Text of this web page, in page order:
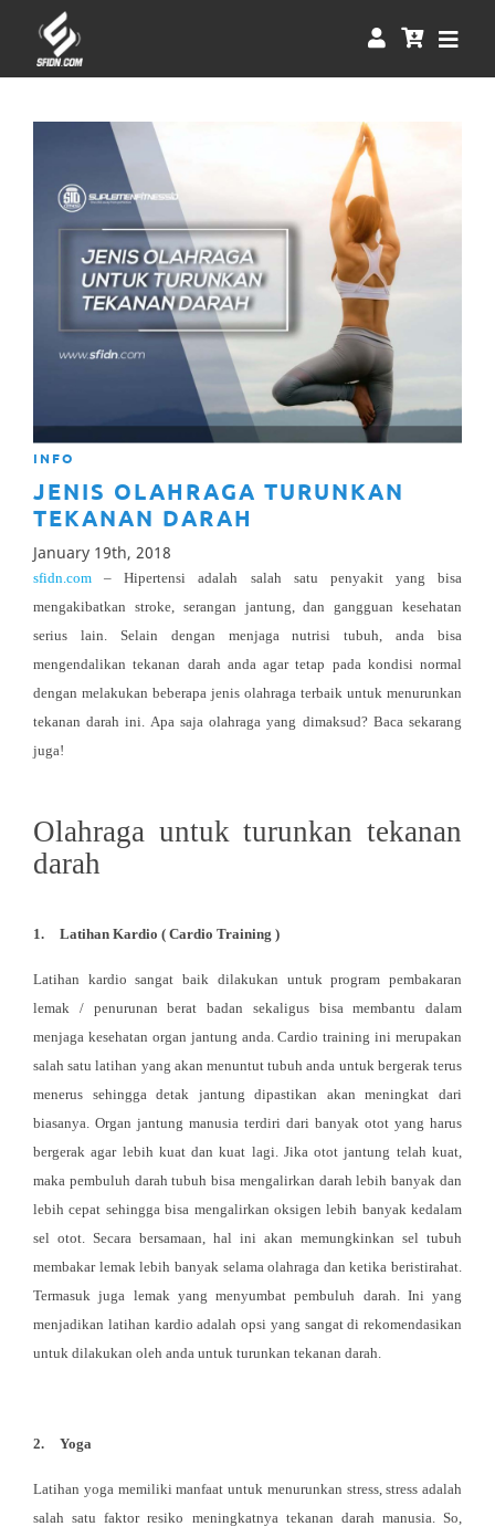
INFO
JENIS OLAHRAGA TURUNKAN
TEKANAN DARAH
January 19th, 2018
sfidn.com – Hipertensi adalah salah satu penyakit yang bisa
mengakibatkan stroke, serangan jantung, dan gangguan kesehatan
serius lain. Selain dengan menjaga nutrisi tubuh, anda bisa
mengendalikan tekanan darah anda agar tetap pada kondisi normal
dengan melakukan beberapa jenis olahraga terbaik untuk menurunkan
tekanan darah ini. Apa saja olahraga yang dimaksud? Baca sekarang
juga!
Olahraga untuk turunkan tekanan
darah
1. Latihan Kardio ( Cardio Training )
Latihan kardio sangat baik dilakukan untuk program pembakaran
lemak / penurunan berat badan sekaligus bisa membantu dalam
menjaga kesehatan organ jantung anda. Cardio training ini merupakan
salah satu latihan yang akan menuntut tubuh anda untuk bergerak terus
menerus sehingga detak jantung dipastikan akan meningkat dari
biasanya. Organ jantung manusia terdiri dari banyak otot yang harus
bergerak agar lebih kuat dan kuat lagi. Jika otot jantung telah kuat,
maka pembuluh darah tubuh bisa mengalirkan darah lebih banyak dan
lebih cepat sehingga bisa mengalirkan oksigen lebih banyak kedalam
sel otot. Secara bersamaan, hal ini akan memungkinkan sel tubuh
membakar lemak lebih banyak selama olahraga dan ketika beristirahat.
Termasuk juga lemak yang menyumbat pembuluh darah. Ini yang
menjadikan latihan kardio adalah opsi yang sangat di rekomendasikan
untuk dilakukan oleh anda untuk turunkan tekanan darah.
2. Yoga
Latihan yoga memiliki manfaat untuk menurunkan stress, stress adalah
salah satu faktor resiko meningkatnya tekanan darah manusia. So,